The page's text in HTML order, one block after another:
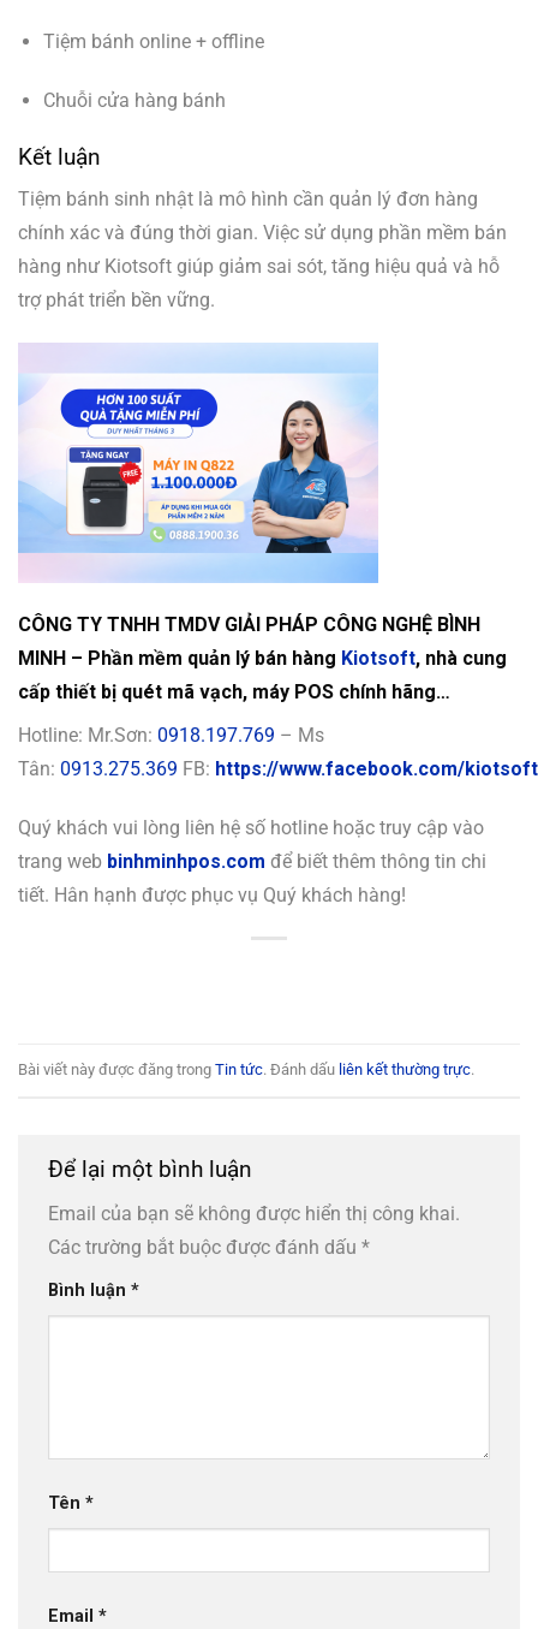
Tiệm bánh online + offline
Chuỗi cửa hàng bánh
Kết luận
Tiệm bánh sinh nhật là mô hình cần quản lý đơn hàng
chính xác và đúng thời gian. Việc sử dụng phần mềm bán
hàng như Kiotsoft giúp giảm sai sót, tăng hiệu quả và hỗ
trợ phát triển bền vững.
CÔNG TY TNHH TMDV GIẢI PHÁP CÔNG NGHỆ BÌNH
MINH – Phần mềm quản lý bán hàng Kiotsoft, nhà cung
cấp thiết bị quét mã vạch, máy POS chính hãng…
Hotline: Mr.Sơn: 0918.197.769 – Ms
Tân: 0913.275.369 FB: https://www.facebook.com/
Quý khách vui lòng liên hệ số hotline hoặc truy cập vào
trang web binhminhpos.com để biết thêm thông tin chi
tiết. Hân hạnh được phục vụ Quý khách hàng!
Bài viết này được đăng trong Tin tức. Đánh dấu liên kết thường trực.
Để lại một bình luận
Email của bạn sẽ không được hiển thị công khai.
Các trường bắt buộc được đánh dấu *
Bình luận *
Tên *
Email *